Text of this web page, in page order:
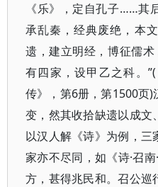
《乐》，定自孔子……其
承乱秦，经典废绝，本
遗，建立明经，博征儒
有四家，设甲乙之科。
传》，第6册，第1500页
变，然其收拾缺遗以成文
以汉人解《诗》为例，三
家亦不尽同，如《诗·召
方，甚得兆民和。召公巡